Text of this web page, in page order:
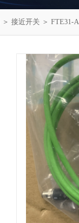
＞ 接近开关 ＞ FTE31-